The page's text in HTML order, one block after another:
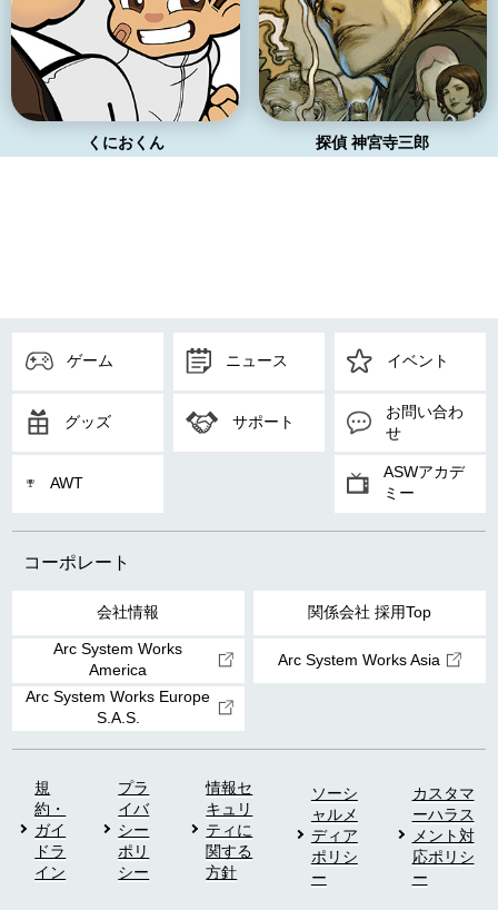
くにおくん 探偵 神宮寺三郎
ゲーム ニュース イベント
グッズ サポート
お問い合わ
せ
AWT
ASWアカデ
ミー
コーポレート
会社情報 関係会社 採用Top
Arc System Works
America
Arc System Works Asia
Arc System Works Europe
S.A.S.
規
約・
ガイ
ドラ
イン
プラ
イバ
シー
ポリ
シー
情報セ
キュリ
ティに
関する
方針
ソーシ
ャルメ
ディア
ポリシ
ー
カスタマ
ーハラス
メント対
応ポリシ
ー